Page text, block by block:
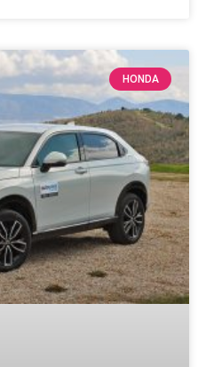
HONDA